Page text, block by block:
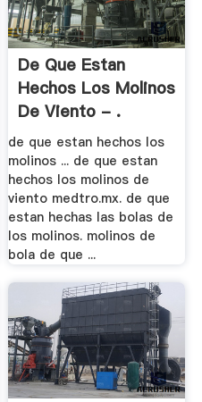
De Que Estan
Hechos Los Molinos
De Viento - .
de que estan hechos los
molinos ... de que estan
hechos los molinos de
viento medtro.mx. de que
estan hechas las bolas de
los molinos. molinos de
bola de que ...